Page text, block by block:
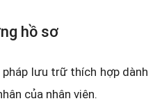
hồ sơ
lưu trữ thích hợp dành
của nhân viên.